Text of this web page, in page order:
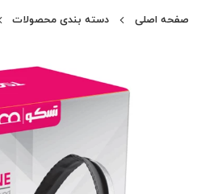
صفحه اصلی دسته بندی محصولات